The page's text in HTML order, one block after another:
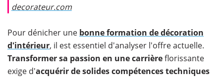
decorateur.com
Pour dénicher une bonne formation de décoration
d'intérieur, il est essentiel d'analyser l'offre actuelle.
Transformer sa passion en une carrièreflorissante
exige d'acquérir de solides compétences techniques